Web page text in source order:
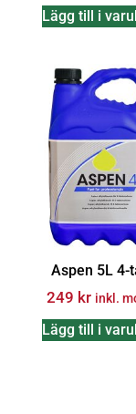
Lägg till i
Aspen 5L 4-
249 kr inkl.
Lägg till i